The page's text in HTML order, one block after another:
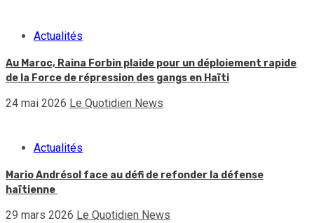
Actualités
Au Maroc, Raina Forbin plaide pour un déploiement rapide
de la Force de répression des gangs en Haïti
24 mai 2026 Le Quotidien News
Actualités
Mario Andrésol face au défi de refonder la défense
haïtienne
29 mars 2026 Le Quotidien News